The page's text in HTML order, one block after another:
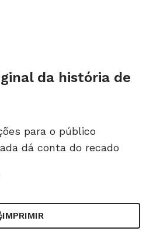
da história de
para o público
dá conta do recado
IMPRIMIR